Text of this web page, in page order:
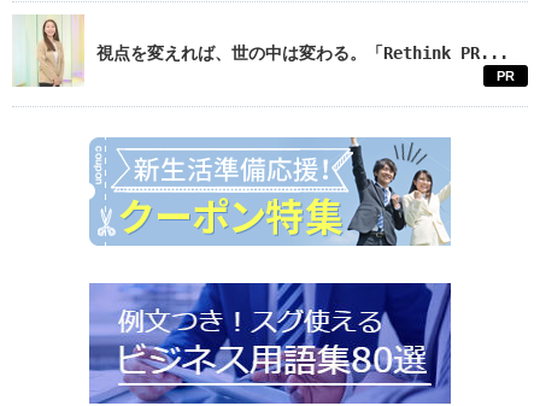
視点を変えれば、世の中は変わる。「Rethink PR...
PR